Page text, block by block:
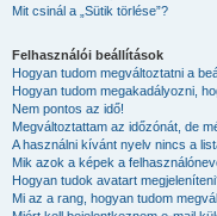
Mit csinál a „Sütik törlése”?
Felhasználói beállítások
Hogyan tudom megváltoztatni a
Hogyan tudom megakadályozni,
Nem pontos az idő!
Megváltoztattam az időzónát, de
A használni kívánt nyelv nincs a
Mik azok a képek a
Hogyan tudok avatart
Mi az a rang, hogyan tudom